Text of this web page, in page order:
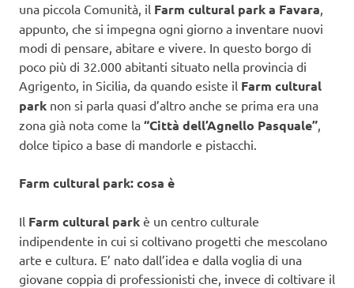
una piccola Comunità, il Farm cultural park a Favara,
appunto, che si impegna ogni giorno a inventare nuovi
modi di pensare, abitare e vivere. In questo borgo di
poco più di 32.000 abitanti situato nella provincia di
Agrigento, in Sicilia, da quando esiste il Farm cultural
park non si parla quasi d’altro anche se prima era una
zona già nota come la “Città dell’Agnello Pasquale”,
dolce tipico a base di mandorle e pistacchi.
Farm cultural park: cosa è
Il Farm cultural park è un centro culturale
indipendente in cui si coltivano progetti che mescolano
arte e cultura. E’ nato dall’idea e dalla voglia di una
giovane coppia di professionisti che, invece di coltivare il